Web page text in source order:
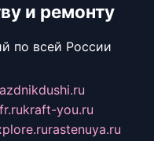
и ремонту
по всей России
kraft-you.ru
rastenuya.ru